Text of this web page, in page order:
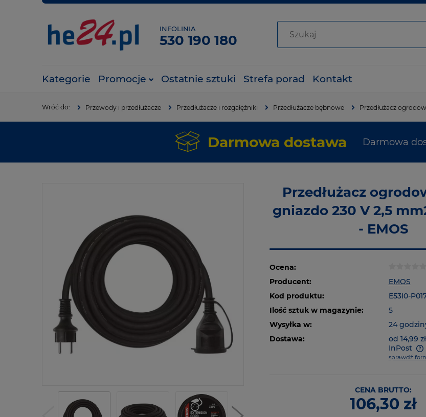
INFOLINIA
530 190 180
Kategorie Promocje Ostatnie sztuki Strefa porad Kontakt
Przewody i przedłużacze Przedłużacze i rozgałęźniki Przedłużacze bębnowe Przedłużacz
Darmowa dostawa Darmowa
Przedłużacz
gniazdo 230 V 2,5
- EMOS
Ocena:
Producent:
EMOS
Kod produktu:
E53I0-
Ilość sztuk w magazynie:
5
Wysyłka w:
24
Dostawa:
od 14,99 zł
InPost
sprawdź
CENA BRUTTO:
106,30 zł